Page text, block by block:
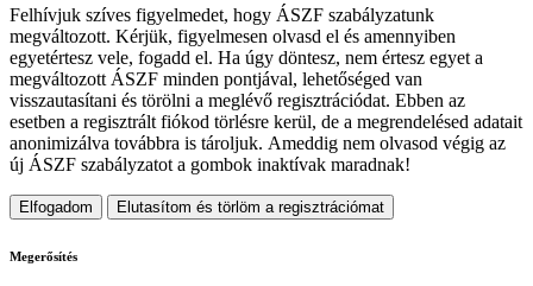
Felhívjuk szíves figyelmedet, hogy ÁSZF szabályzatunk
megváltozott. Kérjük, figyelmesen olvasd el és amennyiben
egyetértesz vele, fogadd el. Ha úgy döntesz, nem értesz egyet a
megváltozott ÁSZF minden pontjával, lehetőséged van
visszautasítani és törölni a meglévő regisztrációdat. Ebben az
esetben a regisztrált fiókod törlésre kerül, de a megrendelésed adatait
anonimizálva továbbra is tároljuk. Ameddig nem olvasod végig az
új ÁSZF szabályzatot a gombok inaktívak maradnak!
Elfogadom Elutasítom és törlöm a regisztrációmat
Megerősítés